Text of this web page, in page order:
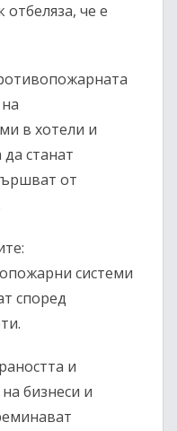
че е
в хотели и
станат
от
системи
според
и
бизнеси и